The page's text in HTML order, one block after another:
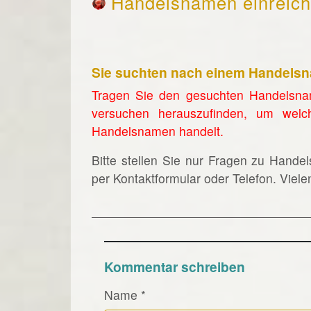
Sie suchten nach einem
Tragen Sie den gesuchten
versuchen herauszufinden, um
Handelsnamen handelt.
Bitte stellen Sie nur Fragen zu
per Kontaktformular oder Telefon.
Kommentar schreiben
Name *